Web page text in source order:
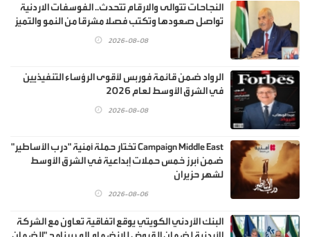
النجاحات تتوالى والارقام تتحدث.. الفوسفات الاردنية
تواصل صعودها وتكتب فصلا مشرقا من النمو والتميز
2026-08-08
الرواد ضمن قائمة فوربس لأقوى الرؤساء التنفيذيين
في الشرق الأوسط لعام 2026
2026-08-08
Campaign Middle East تختار حملة أمنية "درب الأساطير"
ضمن أبرز خمس حملات إبداعية في الشرق الأوسط
لشهر حزيران
2026-08-06
البنك الأردني الكويتي يوقع اتفاقية تعاون مع الشركة